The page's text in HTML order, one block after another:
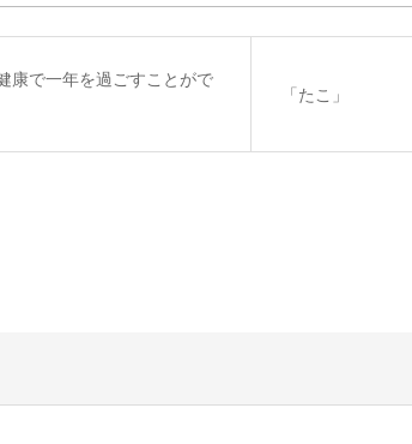
康で一年を過ごすことがで
「たこ」